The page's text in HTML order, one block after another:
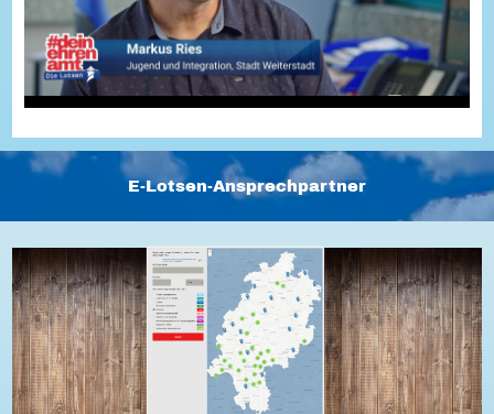
Service
Suche
Downloads
Kontakt
Impressum
Barriere melden
E-Lotsen-Ansprechpartner